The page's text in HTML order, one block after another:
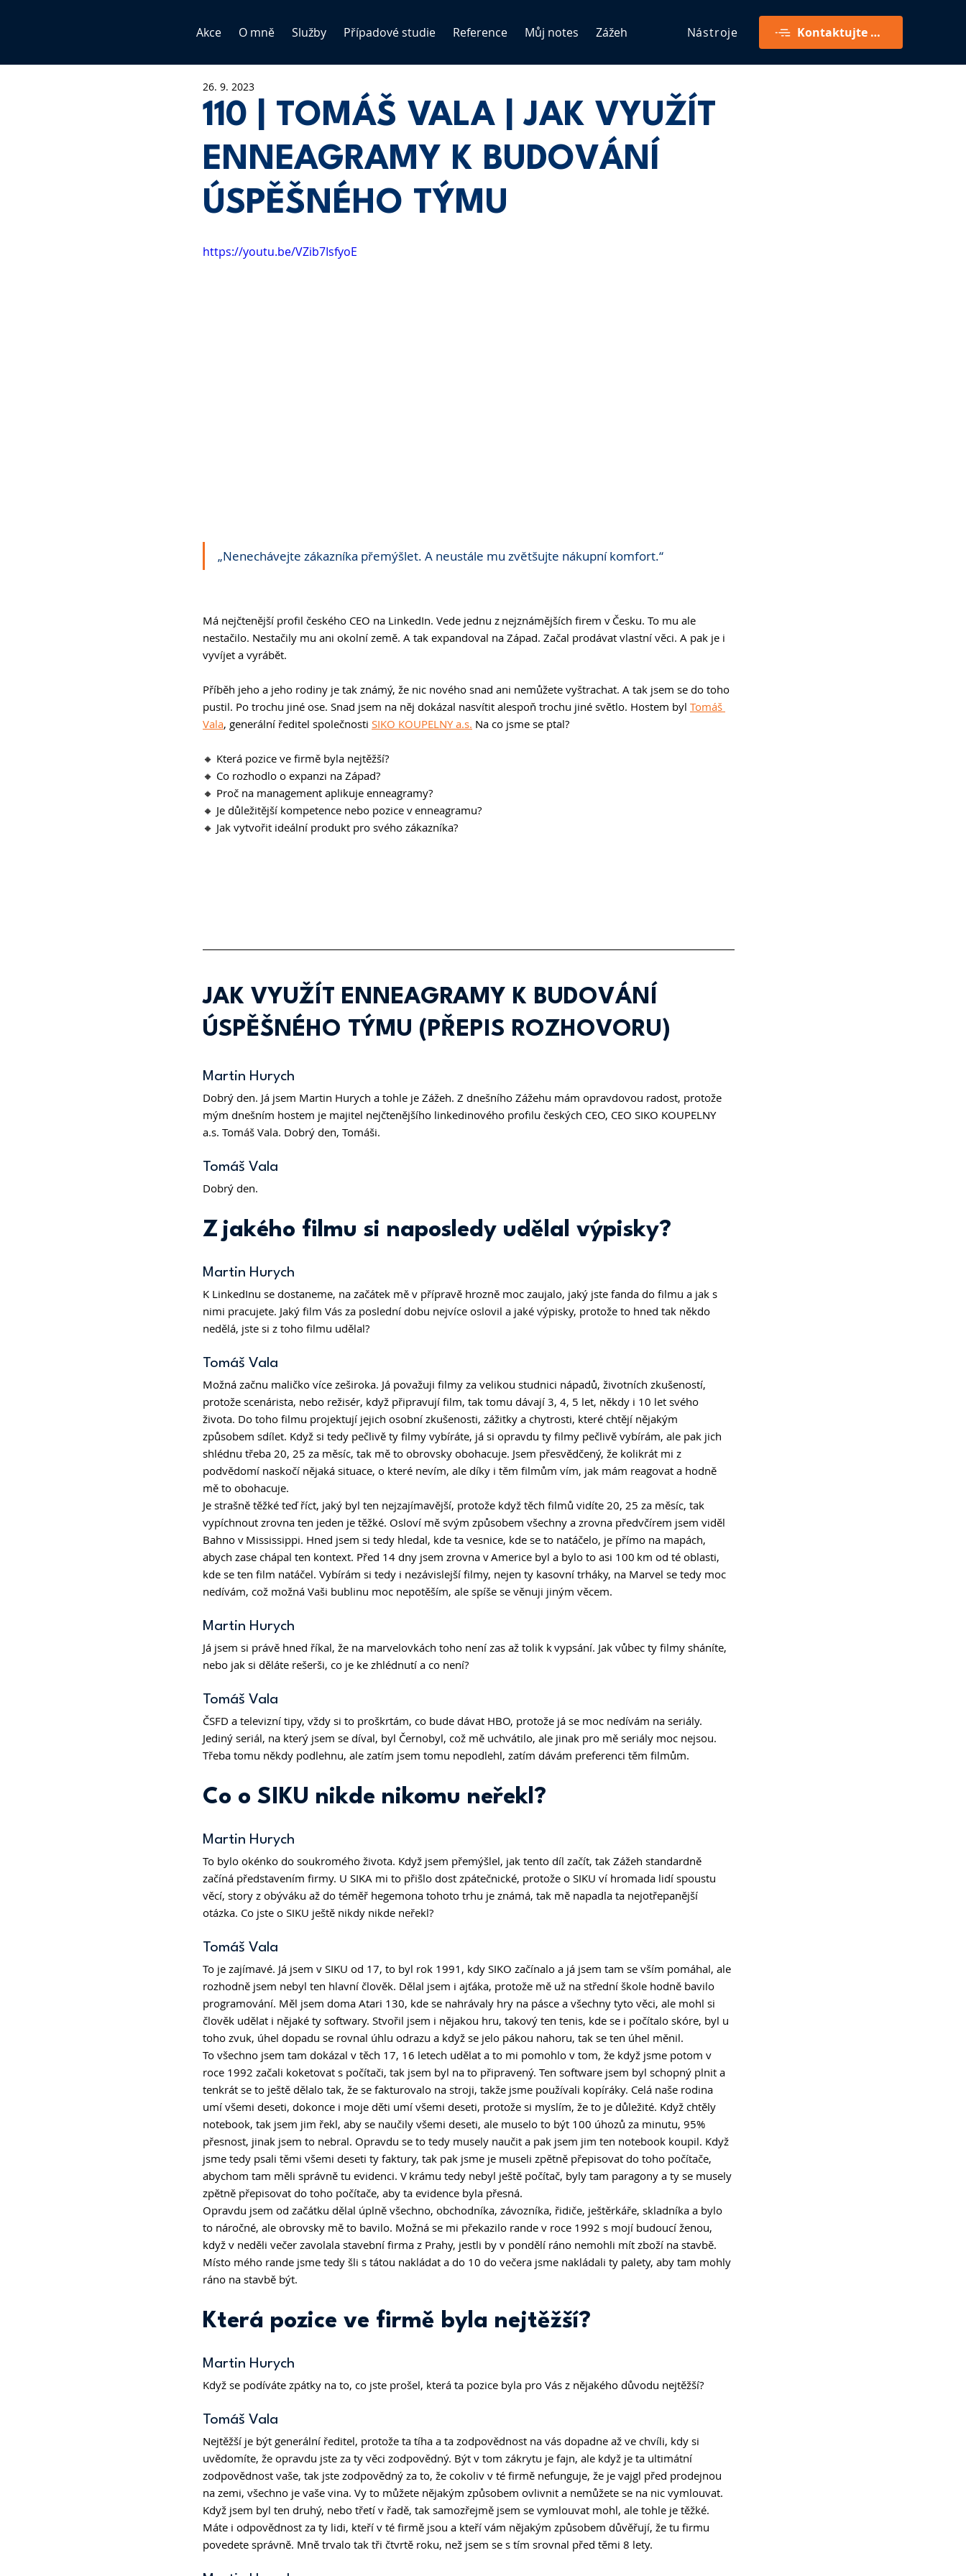
Nástroje Kontaktujte mě
Akce O mně Služby Případové studie Reference Můj notes Zážeh
110 | TOMÁŠ VALA | JAK VYUŽÍT
ENNEAGRAMY K BUDOVÁNÍ
ÚSPĚŠNÉHO TÝMU
26. 9. 2023
https://youtu.be/VZib7IsfyoE
„Nenechávejte zákazníka přemýšlet. A neustále mu zvětšujte nákupní komfort.“
Má nejčtenější profil českého CEO na LinkedIn. Vede jednu z nejznámějších firem v Česku. To mu ale
nestačilo. Nestačily mu ani okolní země. A tak expandoval na Západ. Začal prodávat vlastní věci. A pak je i
vyvíjet a vyrábět.
Příběh jeho a jeho rodiny je tak známý, že nic nového snad ani nemůžete vyštrachat. A tak jsem se do toho
pustil. Po trochu jiné ose. Snad jsem na něj dokázal nasvítit alespoň trochu jiné světlo. Hostem byl Tomáš
Vala, generální ředitel společnosti SIKO KOUPELNY a.s. Na co jsme se ptal?
🔸 Která pozice ve firmě byla nejtěžší?
🔸 Co rozhodlo o expanzi na Západ?
🔸 Proč na management aplikuje enneagramy?
🔸 Je důležitější kompetence nebo pozice v enneagramu?
🔸 Jak vytvořit ideální produkt pro svého zákazníka?
JAK VYUŽÍT ENNEAGRAMY K BUDOVÁNÍ
ÚSPĚŠNÉHO TÝMU (PŘEPIS ROZHOVORU)
Martin Hurych
Dobrý den. Já jsem Martin Hurych a tohle je Zážeh. Z dnešního Zážehu mám opravdovou radost, protože
mým dnešním hostem je majitel nejčtenějšího linkedinového profilu českých CEO, CEO SIKO KOUPELNY
a.s. Tomáš Vala. Dobrý den, Tomáši.
Tomáš Vala
Dobrý den.
Z jakého filmu si naposledy udělal výpisky?
Martin Hurych
K LinkedInu se dostaneme, na začátek mě v přípravě hrozně moc zaujalo, jaký jste fanda do filmu a jak s
nimi pracujete. Jaký film Vás za poslední dobu nejvíce oslovil a jaké výpisky, protože to hned tak někdo
nedělá, jste si z toho filmu udělal?
Tomáš Vala
Možná začnu maličko více zeširoka. Já považuji filmy za velikou studnici nápadů, životních zkušeností,
protože scenárista, nebo režisér, když připravují film, tak tomu dávají 3, 4, 5 let, někdy i 10 let svého
života. Do toho filmu projektují jejich osobní zkušenosti, zážitky a chytrosti, které chtějí nějakým
způsobem sdílet. Když si tedy pečlivě ty filmy vybíráte, já si opravdu ty filmy pečlivě vybírám, ale pak jich
shlédnu třeba 20, 25 za měsíc, tak mě to obrovsky obohacuje. Jsem přesvědčený, že kolikrát mi z
podvědomí naskočí nějaká situace, o které nevím, ale díky i těm filmům vím, jak mám reagovat a hodně
mě to obohacuje.
Je strašně těžké teď říct, jaký byl ten nejzajímavější, protože když těch filmů vidíte 20, 25 za měsíc, tak
vypíchnout zrovna ten jeden je těžké. Osloví mě svým způsobem všechny a zrovna předvčírem jsem viděl
Bahno v Mississippi. Hned jsem si tedy hledal, kde ta vesnice, kde se to natáčelo, je přímo na mapách,
abych zase chápal ten kontext. Před 14 dny jsem zrovna v Americe byl a bylo to asi 100 km od té oblasti,
kde se ten film natáčel. Vybírám si tedy i nezávislejší filmy, nejen ty kasovní trháky, na Marvel se tedy moc
nedívám, což možná Vaši bublinu moc nepotěším, ale spíše se věnuji jiným věcem.
Martin Hurych
Já jsem si právě hned říkal, že na marvelovkách toho není zas až tolik k vypsání. Jak vůbec ty filmy sháníte,
nebo jak si děláte rešerši, co je ke zhlédnutí a co není?
Tomáš Vala
ČSFD a televizní tipy, vždy si to proškrtám, co bude dávat HBO, protože já se moc nedívám na seriály.
Jediný seriál, na který jsem se díval, byl Černobyl, což mě uchvátilo, ale jinak pro mě seriály moc nejsou.
Třeba tomu někdy podlehnu, ale zatím jsem tomu nepodlehl, zatím dávám preferenci těm filmům.
Co o SIKU nikde nikomu neřekl?
Martin Hurych
To bylo okénko do soukromého života. Když jsem přemýšlel, jak tento díl začít, tak Zážeh standardně
začíná představením firmy. U SIKA mi to přišlo dost zpátečnické, protože o SIKU ví hromada lidí spoustu
věcí, story z obýváku až do téměř hegemona tohoto trhu je známá, tak mě napadla ta nejotřepanější
otázka. Co jste o SIKU ještě nikdy nikde neřekl?
Tomáš Vala
To je zajímavé. Já jsem v SIKU od 17, to byl rok 1991, kdy SIKO začínalo a já jsem tam se vším pomáhal, ale
rozhodně jsem nebyl ten hlavní člověk. Dělal jsem i ajťáka, protože mě už na střední škole hodně bavilo
programování. Měl jsem doma Atari 130, kde se nahrávaly hry na pásce a všechny tyto věci, ale mohl si
člověk udělat i nějaké ty softwary. Stvořil jsem i nějakou hru, takový ten tenis, kde se i počítalo skóre, byl u
toho zvuk, úhel dopadu se rovnal úhlu odrazu a když se jelo pákou nahoru, tak se ten úhel měnil.
To všechno jsem tam dokázal v těch 17, 16 letech udělat a to mi pomohlo v tom, že když jsme potom v
roce 1992 začali koketovat s počítači, tak jsem byl na to připravený. Ten software jsem byl schopný plnit a
tenkrát se to ještě dělalo tak, že se fakturovalo na stroji, takže jsme používali kopíráky. Celá naše rodina
umí všemi deseti, dokonce i moje děti umí všemi deseti, protože si myslím, že to je důležité. Když chtěly
notebook, tak jsem jim řekl, aby se naučily všemi deseti, ale muselo to být 100 úhozů za minutu, 95%
přesnost, jinak jsem to nebral. Opravdu se to tedy musely naučit a pak jsem jim ten notebook koupil. Když
jsme tedy psali těmi všemi deseti ty faktury, tak pak jsme je museli zpětně přepisovat do toho počítače,
abychom tam měli správně tu evidenci. V krámu tedy nebyl ještě počítač, byly tam paragony a ty se musely
zpětně přepisovat do toho počítače, aby ta evidence byla přesná.
Opravdu jsem od začátku dělal úplně všechno, obchodníka, závozníka, řidiče, ještěrkáře, skladníka a bylo
to náročné, ale obrovsky mě to bavilo. Možná se mi překazilo rande v roce 1992 s mojí budoucí ženou,
když v neděli večer zavolala stavební firma z Prahy, jestli by v pondělí ráno nemohli mít zboží na stavbě.
Místo mého rande jsme tedy šli s tátou nakládat a do 10 do večera jsme nakládali ty palety, aby tam mohly
ráno na stavbě být.
Která pozice ve firmě byla nejtěžší?
Martin Hurych
Když se podíváte zpátky na to, co jste prošel, která ta pozice byla pro Vás z nějakého důvodu nejtěžší?
Tomáš Vala
Nejtěžší je být generální ředitel, protože ta tíha a ta zodpovědnost na vás dopadne až ve chvíli, kdy si
uvědomíte, že opravdu jste za ty věci zodpovědný. Být v tom zákrytu je fajn, ale když je ta ultimátní
zodpovědnost vaše, tak jste zodpovědný za to, že cokoliv v té firmě nefunguje, že je vajgl před prodejnou
na zemi, všechno je vaše vina. Vy to můžete nějakým způsobem ovlivnit a nemůžete se na nic vymlouvat.
Když jsem byl ten druhý, nebo třetí v řadě, tak samozřejmě jsem se vymlouvat mohl, ale tohle je těžké.
Máte i odpovědnost za ty lidi, kteří v té firmě jsou a kteří vám nějakým způsobem důvěřují, že tu firmu
povedete správně. Mně trvalo tak tři čtvrtě roku, než jsem se s tím srovnal před těmi 8 lety.